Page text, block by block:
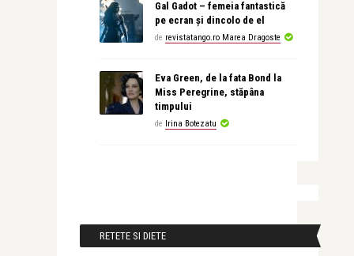
Gal Gadot – femeia fantastică
pe ecran și dincolo de el
de revistatango.ro Marea Dragoste
Eva Green, de la fata Bond la
Miss Peregrine, stăpâna
timpului
de Irina Botezatu
RETETE SI DIETE